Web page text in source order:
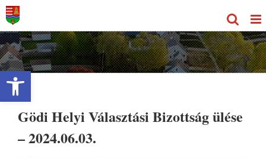
Eszköztár megnyitása
Kihagyás
Gödi Helyi Választási Bizottság ülése
– 2024.06.03.